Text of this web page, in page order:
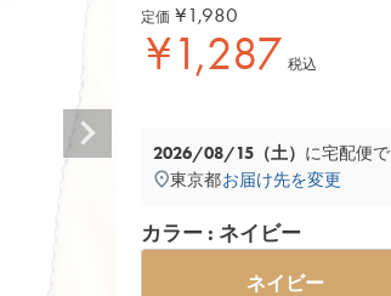
定価 ¥ 1,980
¥1,287 税込
2026/08/15（土） に宅配便
東京都お届け先を変更
カラー ネイビー
ネイビー